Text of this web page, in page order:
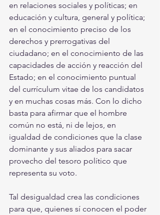
en relaciones sociales y políticas; en
educación y cultura, general y política;
en el conocimiento preciso de los
derechos y prerrogativas del
ciudadano; en el conocimiento de las
capacidades de acción y reacción del
Estado; en el conocimiento puntual
del currículum vitae de los candidatos
y en muchas cosas más. Con lo dicho
basta para afirmar que el hombre
común no está, ni de lejos, en
igualdad de condiciones que la clase
dominante y sus aliados para sacar
provecho del tesoro político que
representa su voto.
Tal desigualdad crea las condiciones
para que, quienes sí conocen el poder